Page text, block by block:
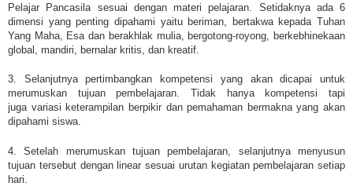
Pelajar Pancasila sesuai dengan materi pelajaran. Setidaknya ada 6
dimensi yang penting dipahami yaitu beriman, bertakwa kepada Tuhan
Yang Maha, Esa dan berakhlak mulia, bergotong-royong, berkebhinekaan
global, mandiri, bernalar kritis, dan kreatif.
3. Selanjutnya pertimbangkan kompetensi yang akan dicapai untuk
merumuskan tujuan pembelajaran. Tidak hanya kompetensi tapi
juga variasi keterampilan berpikir danpemahaman bermakna yang akan
dipahami siswa.
4. Setelah merumuskan tujuan pembelajaran, selanjutnya menyusun
tujuan tersebut dengan linear sesuai urutan kegiatan pembelajaran setiap
hari.